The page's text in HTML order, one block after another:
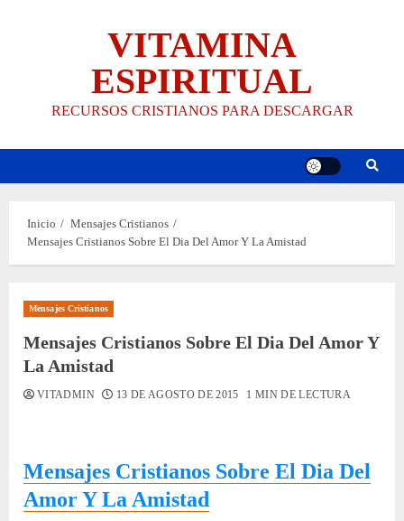
VITAMINA
ESPIRITUAL
RECURSOS CRISTIANOS PARA DESCARGAR
Inicio
Mensajes Cristianos
Mensajes Cristianos Sobre El Dia Del Amor Y La Amistad
Mensajes Cristianos
Mensajes Cristianos Sobre El Dia Del Amor Y
La Amistad
VITADMIN 13 DE AGOSTO DE 2015 1 MIN DE LECTURA
Mensajes Cristianos Sobre El Dia Del
Amor Y La Amistad